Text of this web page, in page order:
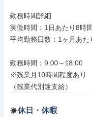
勤務時間詳細
実働時間：1日あたり8時間
平均勤務日数：1ヶ月あた
勤務時間：9:00～18:00
※残業月10時間程度あり
（残業代別途支給）
休日・休暇